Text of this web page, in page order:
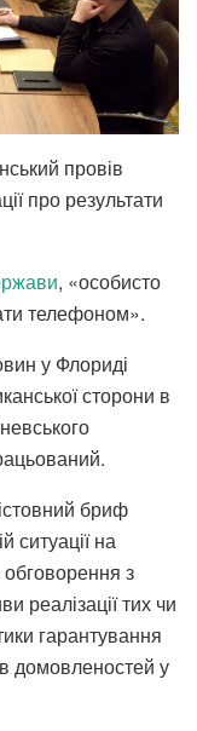
провів
про результати
, «особисто
телефоном».
у Флориді
сторони в
бриф
ситуації на
обговорення з
реалізації тих чи
гарантування
домовленостей у